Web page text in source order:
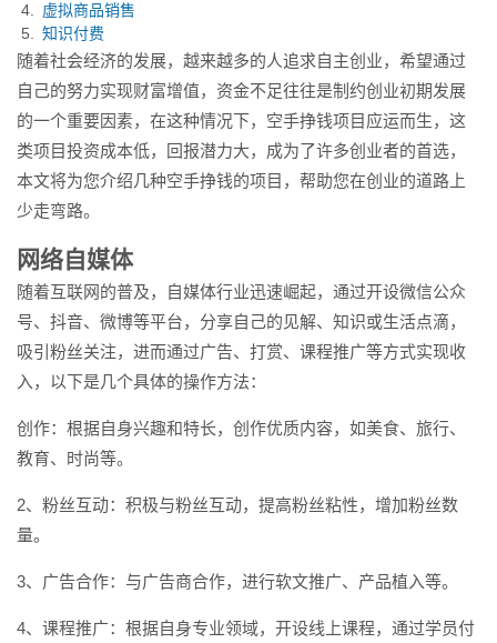
虚拟商品销售
知识付费
随着社会经济的发展，越来越多的人追求自主创业，希望通过
自己的努力实现财富增值，资金不足往往是制约创业初期发展
的一个重要因素，在这种情况下，空手挣钱项目应运而生，这
类项目投资成本低，回报潜力大，成为了许多创业者的首选，
本文将为您介绍几种空手挣钱的项目，帮助您在创业的道路上
少走弯路。
网络自媒体
随着互联网的普及，自媒体行业迅速崛起，通过开设微信公众
号、抖音、微博等平台，分享自己的见解、知识或生活点滴，
吸引粉丝关注，进而通过广告、打赏、课程推广等方式实现收
入，以下是几个具体的操作方法：
创作：根据自身兴趣和特长，创作优质内容，如美食、旅行、
教育、时尚等。
2、粉丝互动：积极与粉丝互动，提高粉丝粘性，增加粉丝数
量。
3、广告合作：与广告商合作，进行软文推广、产品植入等。
4、课程推广：根据自身专业领域，开设线上课程，通过学员付